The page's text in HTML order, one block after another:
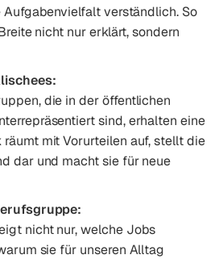
verständlich. So
nicht nur erklärt, sondern
die in der öffentlichen
sind, erhalten eine
räumt mit Vorurteilen auf, stellt die
dar und macht sie für neue
nicht nur, welche Jobs
sie für unseren Alltag